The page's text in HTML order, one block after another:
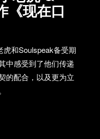
《现在口
和Soulspeak备受期
中感受到了他们传递
的配合，以及更为立